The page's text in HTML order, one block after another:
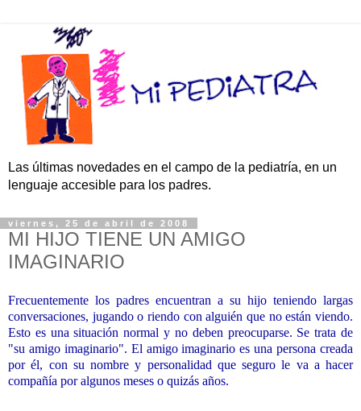
Las últimas novedades en el campo de la pediatría, en un
lenguaje accesible para los padres.
viernes, 25 de abril de 2008
MI HIJO TIENE UN AMIGO
IMAGINARIO
Frecuentemente los padres encuentran a su hijo teniendo largas
conversaciones, jugando o riendo con alguién que no están viendo.
Esto es una situación normal y no deben preocuparse. Se trata de
"su amigo imaginario". El amigo imaginario es una persona creada
por él, con su nombre y personalidad que seguro le va a hacer
compañía por algunos meses o quizás años.